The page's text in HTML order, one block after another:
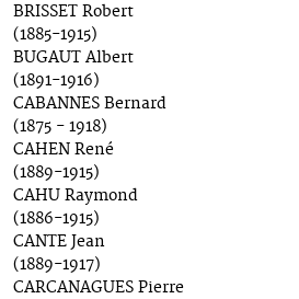
BRISSET Robert
(1885-1915)
BUGAUT Albert
(1891-1916)
CABANNES Bernard
(1875 - 1918)
CAHEN René
(1889-1915)
CAHU Raymond
(1886-1915)
CANTE Jean
(1889-1917)
CARCANAGUES Pierre